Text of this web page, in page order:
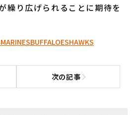
繰り広げられることに期待を
MARINESBUFFALOESHAWKS
次の記事次の記事へ